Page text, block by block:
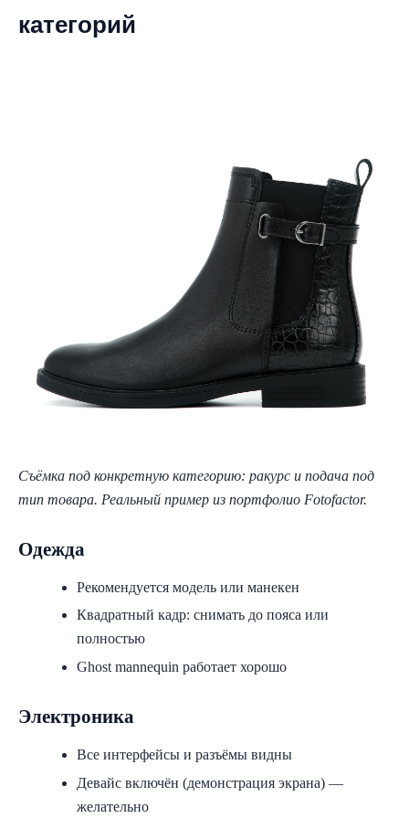
категорий
Съёмка под конкретную категорию: ракурс и подача под
тип товара. Реальный пример из портфолио Fotofactor.
Одежда
Рекомендуется модель или манекен
Квадратный кадр: снимать до пояса или
полностью
Ghost mannequin работает хорошо
Электроника
Все интерфейсы и разъёмы видны
Девайс включён (демонстрация экрана) —
желательно